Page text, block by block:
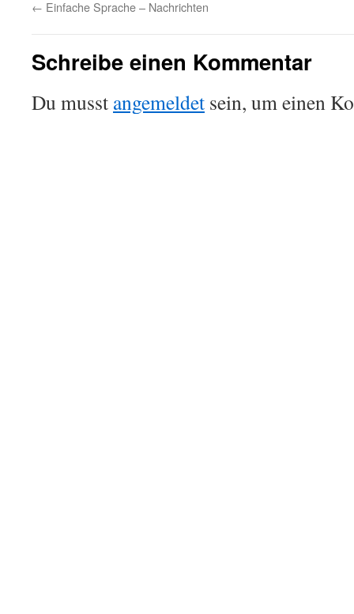
← Einfache Sprache – Nachrichten
Schreibe einen Kommentar
Du musst angemeldet sein, um einen